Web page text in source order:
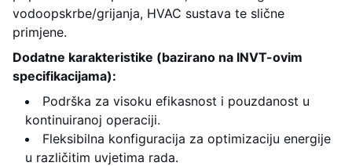
vodoopskrbe/grijanja, HVAC sustava te slične
primjene.
Dodatne karakteristike (bazirano na INVT-ovim
specifikacijama):
Podrška za visoku efikasnost i pouzdanost u
kontinuiranoj operaciji.
Fleksibilna konfiguracija za optimizaciju energije
u različitim uvjetima rada.